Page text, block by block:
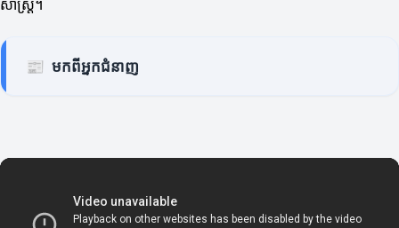
សាស្ត្រ។
📰 មកពីអ្នកជំនាញ